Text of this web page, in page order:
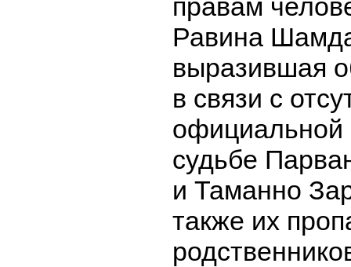
правам
Равина
выразившая
в связи с
судьбе
и Таманно
также их